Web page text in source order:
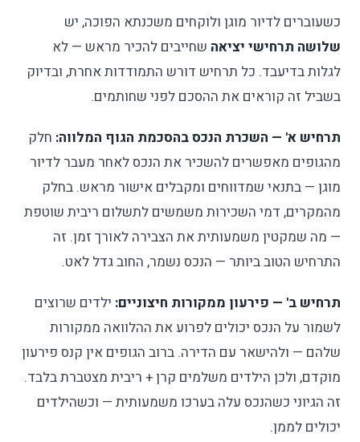
כשעוברים לדיור מוגן ולוקחים משכנתא הפוכה, יש
שלושה תרחישי יציאה שחייבים להכיר מראש — לא
לגלות בדיעבד. כל תרחיש דורש התמודדות אחרת, ובדיוק
בשביל זה קוראים את ההסכם לפני שחותמים.
תרחיש א' — השכרת הנכס בהסכמת הגוף המלווה: חלק
מהגופים מאפשרים להשכיר את הנכס לאחר מעבר לדיור
מוגן — בתנאי שמדווחים ומקבלים אישור מראש. בחלק
מהמקרים, דמי השכירות משמשים לתשלום ריבית שוטפת
— מה שמקטין משמעותית את הצבירה לאורך זמן. זה
התרחיש הטוב ביותר — הנכס נשמר, החוב גדל לאט.
תרחיש ב' — פירעון ממקורות חיצוניים: ילדים שרוצים
לשמור על הנכס יכולים לפרוע את ההלוואה ממקורות
שלהם — ולהישאר עם הדירה. ברוב הגופים אין קנס פירעון
מוקדם, ולכן הילדים משלמים קרן + ריבית מצטברת בלבד.
זה הגיוני כשהנכס עלה בערכו משמעותית — וכשהילדים
יכולים לממן.